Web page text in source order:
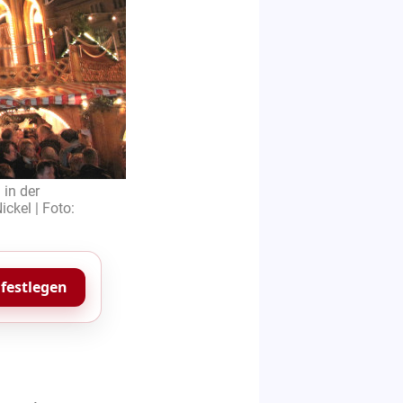
in der
| Foto: